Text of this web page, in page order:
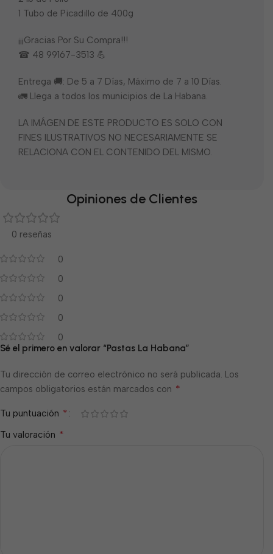
1 Tubo de Picadillo de 400g
¡¡¡Gracias Por Su Compra!!!
☎ 48 99167-3513 💪
Entrega 🚚: De 5 a 7 Días, Máximo de 7 a 10 Días.
🚛 Llega a todos los municipios de La Habana.
LA IMÁGEN DE ESTE PRODUCTO ES SOLO CON
FINES ILUSTRATIVOS NO NECESARIAMENTE SE
RELACIONA CON EL CONTENIDO DEL MISMO.
Opiniones de Clientes
0 reseñas
0
0
0
0
0
Sé el primero en valorar “Pastas La Habana”
Tu dirección de correo electrónico no será publicada. Los
campos obligatorios están marcados con *
Tu puntuación *
Tu valoración *